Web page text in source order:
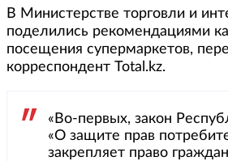
В Министерстве торговли и
поделились рекомендациями
посещения супермаркетов,
корреспондент Total.kz.
«Во-первых, закон
«О защите прав
закрепляет право